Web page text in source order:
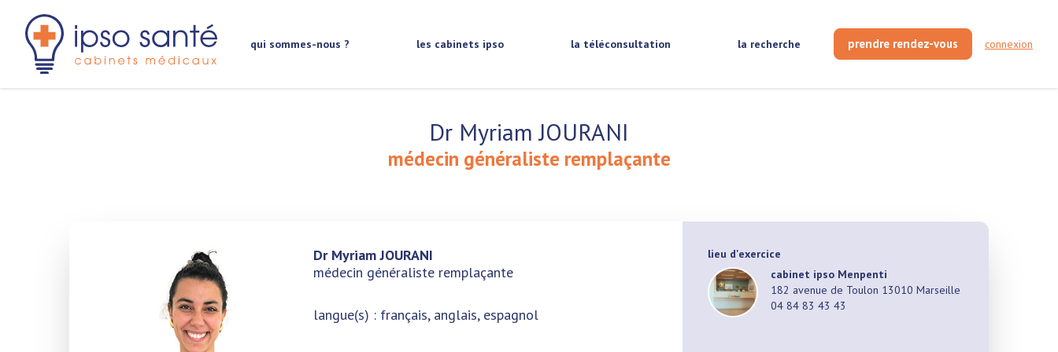
qui sommes-nous ? les cabinets ipso la téléconsultation la recherche prendre rendez-vous connexion
Dr Myriam JOURANI
médecin généraliste remplaçante
Dr Myriam JOURANI
médecin généraliste remplaçante
langue(s) : français, anglais, espagnol
lieu d'exercice
cabinet ipso Menpenti
182 avenue de Toulon 13010 Marseille
04 84 83 43 43